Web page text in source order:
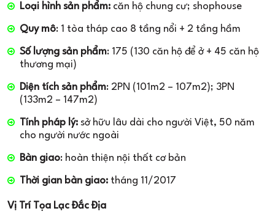
Loại hình sản phẩm: căn hộ chung cư; shophouse
Quy mô: 1 tòa tháp cao 8 tầng nổi + 2 tầng hầm
Số lượng sản phẩm: 175 (130 căn hộ để ở + 45 căn hộ
thương mại)
Diện tích sản phẩm: 2PN (101m2 – 107m2); 3PN
(133m2 – 147m2)
Tính pháp lý: sở hữu lâu dài cho người Việt, 50 năm
cho người nước ngoài
Bàn giao: hoàn thiện nội thất cơ bản
Thời gian bàn giao: tháng 11/2017
Vị Trí Tọa Lạc Đắc Địa